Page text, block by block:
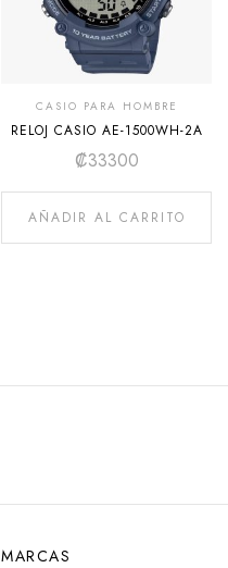
CASIO PARA HOMBRE
RELOJ CASIO AE-1500WH-2A
₡33300
AÑADIR AL CARRITO
MARCAS